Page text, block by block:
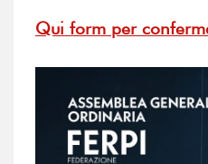
Qui form per